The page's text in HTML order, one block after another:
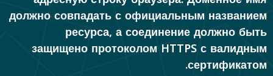
должно совпадать с официальным названием
ресурса, а соединение должно быть
защищено протоколом HTTPS с валидным
сертификатом.